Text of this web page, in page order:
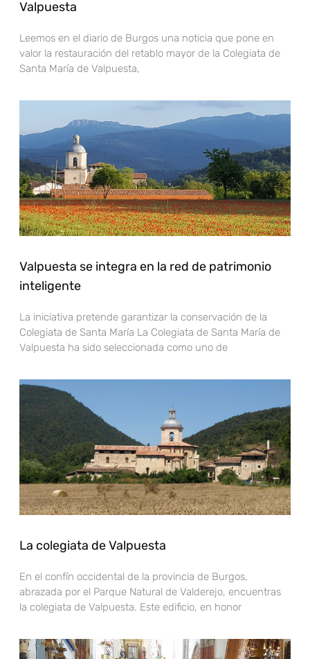
Valpuesta
Leemos en el diario de Burgos una noticia que pone en
valor la restauración del retablo mayor de la Colegiata de
Santa María de Valpuesta,
Valpuesta se integra en la red de patrimonio
inteligente
La iniciativa pretende garantizar la conservación de la
Colegiata de Santa María La Colegiata de Santa María de
Valpuesta ha sido seleccionada como uno de
La colegiata de Valpuesta
En el confín occidental de la provincia de Burgos,
abrazada por el Parque Natural de Valderejo, encuentras
la colegiata de Valpuesta. Este edificio, en honor